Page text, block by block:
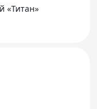
«Титан»